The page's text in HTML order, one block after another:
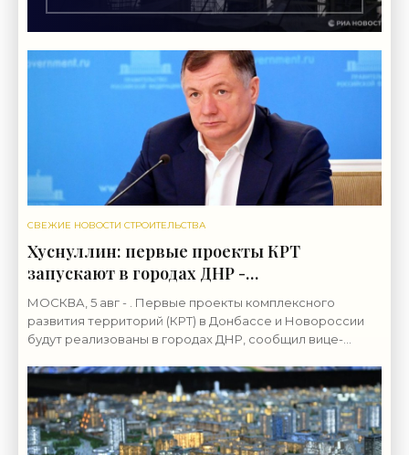
СВЕЖИЕ НОВОСТИ СТРОИТЕЛЬСТВА
Хуснуллин: первые проекты КРТ
запускают в городах ДНР -
«Строительство»
МОСКВА, 5 авг - . Первые проекты комплексного
развития территорий (КРТ) в Донбассе и Новороссии
будут реализованы в городах ДНР, сообщил вице-